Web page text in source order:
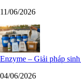
11/06/2026
Enzyme – Giải pháp
04/06/2026